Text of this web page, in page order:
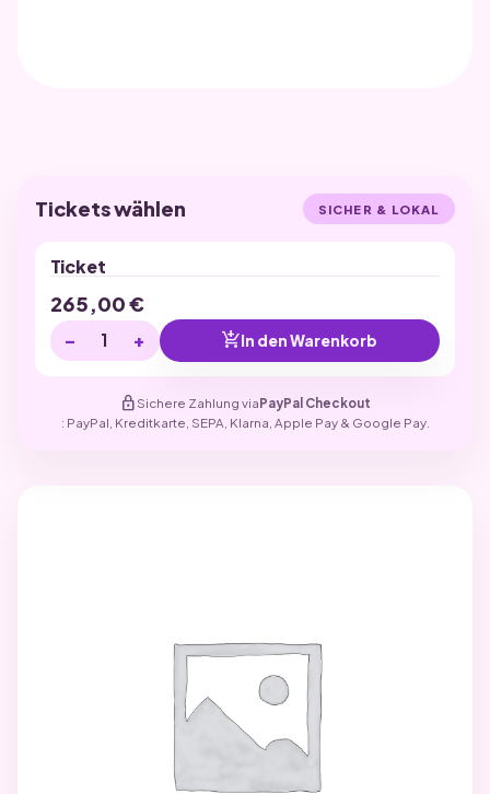
Tickets wählen SICHER & LOKAL
Ticket
265,00€
− + add_shopping_cartIn den Warenkorb
lock Sichere Zahlung viaPayPal Checkout
: PayPal, Kreditkarte, SEPA, Klarna, Apple Pay & Google Pay.